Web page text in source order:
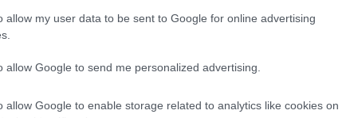
allow my user data to be sent to Google for online advertising
allow Google to send me personalized advertising.
allow Google to enable storage related to analytics like cookies on